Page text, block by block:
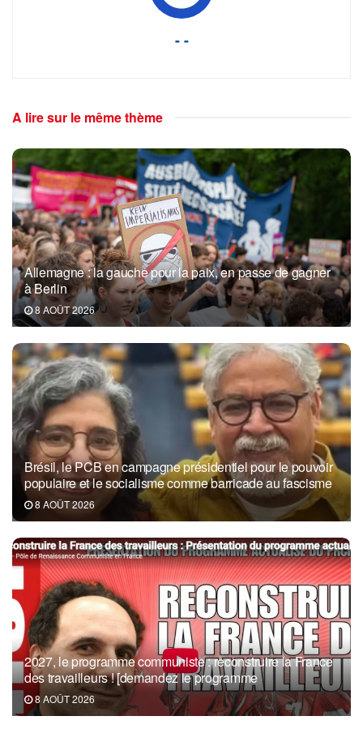
- -
A lire sur le même thème
Allemagne : la gauche pour la paix, en passe de gagner
à Berlin
8 AOÛT 2026
Brésil, le PCB en campagne présidentiel pour le pouvoir
populaire et le socialisme comme barricade au fascisme
8 AOÛT 2026
2027, le programme communiste : reconstruire la France
des travailleurs ! [demandez le programme
8 AOÛT 2026